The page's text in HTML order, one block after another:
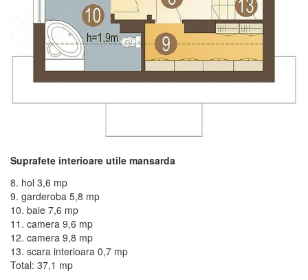
Suprafete interioare utile mansarda
8. hol 3,6 mp
9. garderoba 5,8 mp
10. baie 7,6 mp
11. camera 9,6 mp
12. camera 9,8 mp
13. scara interioara 0,7 mp
Total: 37,1 mp